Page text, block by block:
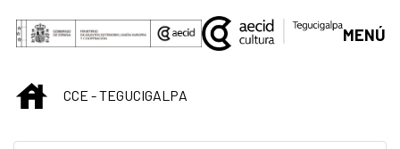
Saltar al contenido principal
MENÚ
INICIOCCE - TEGUCIGALPA